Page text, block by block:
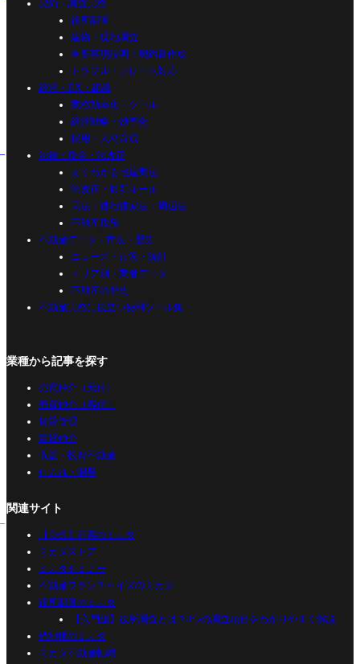
契約・調査実務
役所調査
建物・現地調査
重要事項説明・契約書作成
トラブル・クレーム対応
経営・DX・組織
業務効率化・ツール
経営戦略・効率化
採用・人材育成
法律・税金・法改正
よくわかる宅建業法
法改正・最新ルール
民法・借地借家法・周辺法
不動産税務
不動産データ・市況・歴史
ニュース・市況・統計
エリア別・業者データ
不動産の歴史
不動産実務に役立つ便利ツール集
業種から記事を探す
売買仲介（元付）
売買仲介（客付）
賃貸管理
賃貸仲介
収益・投資不動産
仕入れ・開発
関連サイト
【公式】追客のミカタ
ミカタストア
ミカタセミナー
不動産フランチャイズのミカタ
役所調査のミカタ
【入門編】役所調査とは？8つの調査項目をわかりやすく解説
借地権のミカタ
ミカタ不動産転職